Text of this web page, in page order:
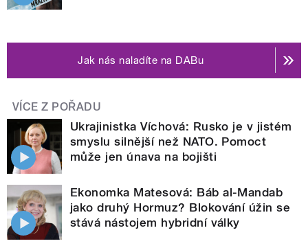
Jak nás naladíte na DABu
VÍCE Z POŘADU
Ukrajinistka Víchová: Rusko je v jistém
smyslu silnější než NATO. Pomoct
může jen únava na bojišti
Ekonomka Matesová: Báb al-Mandab
jako druhý Hormuz? Blokování úžin se
stává nástojem hybridní války